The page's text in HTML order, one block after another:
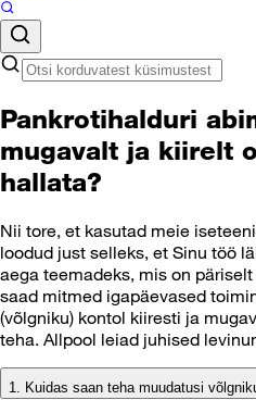
Pankrotihalduri
mugavalt ja kiirelt
hallata?
Nii tore, et kasutad meie
loodud just selleks, et Sinu töö
aega teemadeks, mis on
saad mitmed igapäevased
(võlgniku) kontol kiiresti ja
teha. Allpool leiad juhised
1. Kuidas saan teha muudatusi